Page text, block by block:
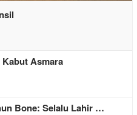
Asmara
Bone: Selalu Lahir …